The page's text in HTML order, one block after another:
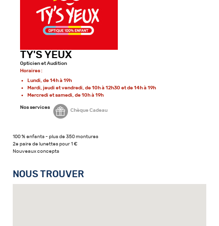
TY'S YEUX
Opticien et Audition
Horaires :
Lundi, de 14h à 19h
Mardi, jeudi et vendredi, de 10h à 12h30 et de 14h à 19h
Mercredi et samedi, de 10h à 19h
Nos services
Chèque Cadeau
100 % enfants - plus de 350 montures
2e paire de lunettes pour 1 €
Nouveaux concepts
NOUS TROUVER